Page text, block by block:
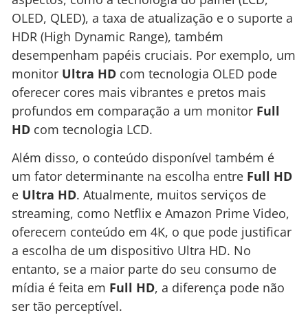
OLED, QLED), a taxa de atualização e o suporte a
HDR (High Dynamic Range), também
desempenham papéis cruciais. Por exemplo, um
monitor Ultra HD com tecnologia OLED pode
oferecer cores mais vibrantes e pretos mais
profundos em comparação a um monitor Full
HD com tecnologia LCD.
Além disso, o conteúdo disponível também é
um fator determinante na escolha entre Full HD
e Ultra HD. Atualmente, muitos serviços de
streaming, como Netflix e Amazon Prime Video,
oferecem conteúdo em 4K, o que pode justificar
a escolha de um dispositivo Ultra HD. No
entanto, se a maior parte do seu consumo de
mídia é feita em Full HD, a diferença pode não
ser tão perceptível.